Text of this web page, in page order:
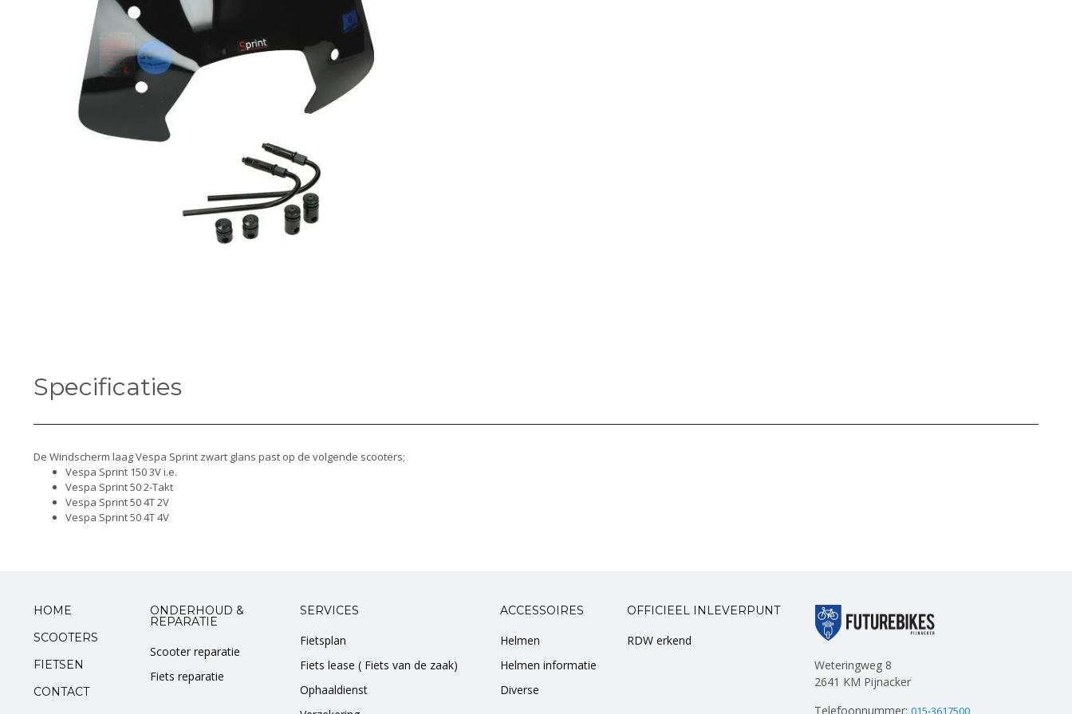
Specificaties
De Windscherm laag Vespa Sprint zwart glans past op de volgende scooters;
Vespa Sprint 150 3V i.e.
Vespa Sprint 50 2-Takt
Vespa Sprint 50 4T 2V
Vespa Sprint 50 4T 4V
HOME
SCOOTERS
FIETSEN
CONTACT
ONDERHOUD &
REPARATIE
Scooter reparatie
Fiets reparatie
SERVICES
Fietsplan
Fiets lease ( Fiets van de zaak)
Ophaaldienst
ACCESSOIRES
Helmen
Helmen informatie
Diverse
OFFICIEEL INLEVERPUNT
RDW erkend
Weteringweg 8
2641 KM Pijnacker
Telefoonnummer:015-3617500